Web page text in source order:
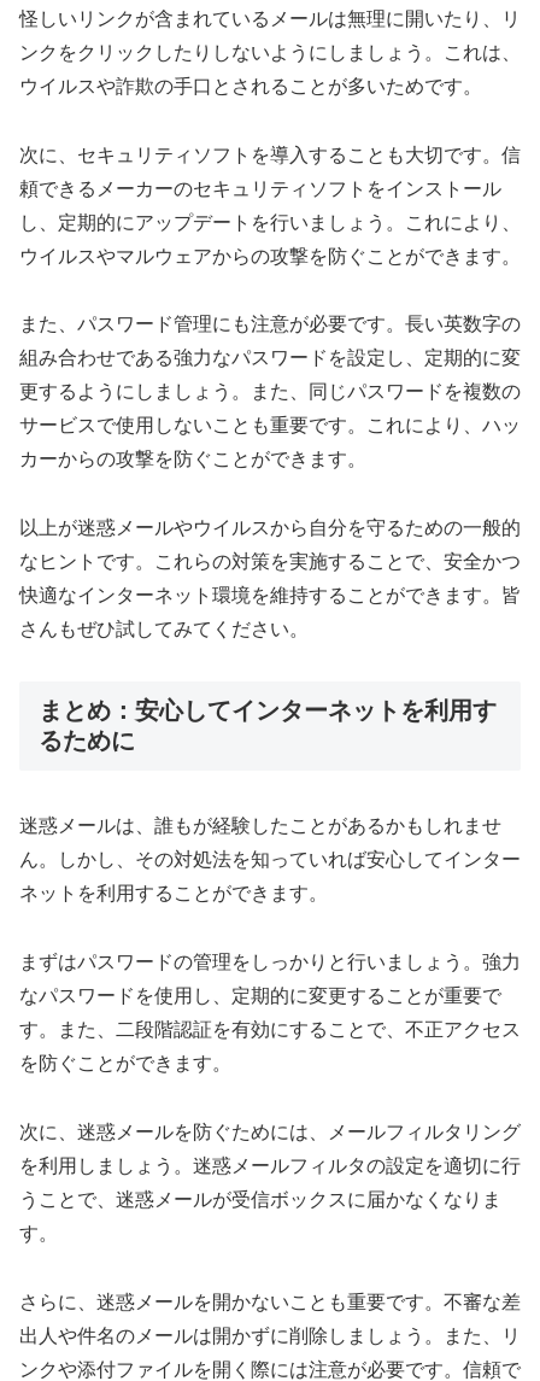
怪しいリンクが含まれているメールは無理に開いたり、リ
ンクをクリックしたりしないようにしましょう。これは、
ウイルスや詐欺の手口とされることが多いためです。
次に、セキュリティソフトを導入することも大切です。信
頼できるメーカーのセキュリティソフトをインストール
し、定期的にアップデートを行いましょう。これにより、
ウイルスやマルウェアからの攻撃を防ぐことができます。
また、パスワード管理にも注意が必要です。長い英数字の
組み合わせである強力なパスワードを設定し、定期的に変
更するようにしましょう。また、同じパスワードを複数の
サービスで使用しないことも重要です。これにより、ハッ
カーからの攻撃を防ぐことができます。
以上が迷惑メールやウイルスから自分を守るための一般的
なヒントです。これらの対策を実施することで、安全かつ
快適なインターネット環境を維持することができます。皆
さんもぜひ試してみてください。
まとめ：安心してインターネットを利用す
るために
迷惑メールは、誰もが経験したことがあるかもしれませ
ん。しかし、その対処法を知っていれば安心してインター
ネットを利用することができます。
まずはパスワードの管理をしっかりと行いましょう。強力
なパスワードを使用し、定期的に変更することが重要で
す。また、二段階認証を有効にすることで、不正アクセス
を防ぐことができます。
次に、迷惑メールを防ぐためには、メールフィルタリング
を利用しましょう。迷惑メールフィルタの設定を適切に行
うことで、迷惑メールが受信ボックスに届かなくなりま
す。
さらに、迷惑メールを開かないことも重要です。不審な差
出人や件名のメールは開かずに削除しましょう。また、リ
ンクや添付ファイルを開く際には注意が必要です。信頼で